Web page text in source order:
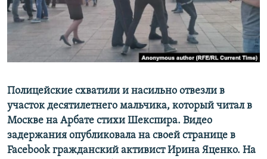
ПОБЕДИТЕЛЕЙ НЕ СУДЯТ?
КРЫМ.НЕПОКОРЕННЫЙ
ПРИСОЕДИНЯЙТЕСЬ!
Все сайты RFE/RL
Полицейские схватили и насильно отвезли в
участок десятилетнего мальчика, который читал в
Москве на Арбате стихи Шекспира. Видео
задержания опубликовала на своей странице в
Facebook гражданский активист Ирина Яценко. На